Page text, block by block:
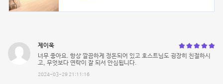
제이욱
너무 좋아요. 항상 깔끔하게 정돈되어 있고 호스트님도 굉장히 친절하시
고, 무엇보다 연락이 잘 되서 안심됩니다.
2024-03-29 21:11:16